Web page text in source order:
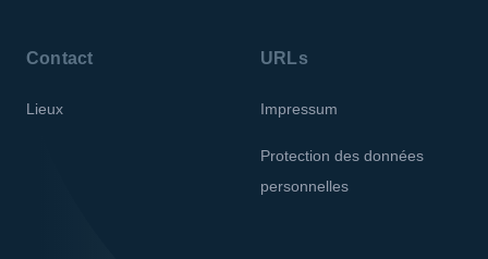
Contact
Lieux
URLs
Impressum
Protection des données
personnelles